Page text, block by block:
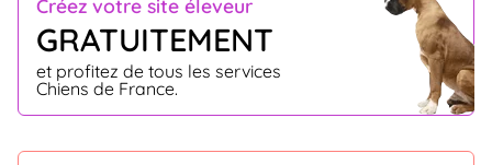
Créez votre site éleveur
GRATUITEMENT
et profitez de tous les services
Chiens de France.